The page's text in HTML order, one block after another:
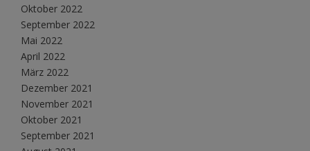
Oktober 2022
September 2022
Mai 2022
April 2022
März 2022
Dezember 2021
November 2021
Oktober 2021
September 2021